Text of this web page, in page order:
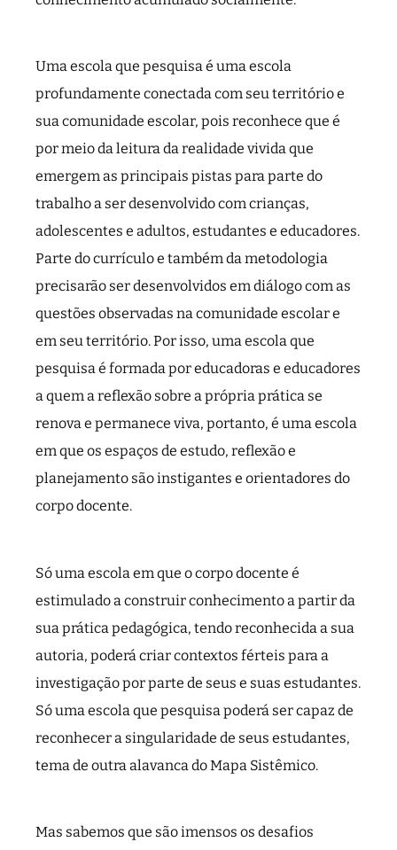
Uma escola que pesquisa é uma escola
profundamente conectada com seu território e
sua comunidade escolar, pois reconhece que é
por meio da leitura da realidade vivida que
emergem as principais pistas para parte do
trabalho a ser desenvolvido com crianças,
adolescentes e adultos, estudantes e educadores.
Parte do currículo e também da metodologia
precisarão ser desenvolvidos em diálogo com as
questões observadas na comunidade escolar e
em seu território. Por isso, uma escola que
pesquisa é formada por educadoras e educadores
a quem a reflexão sobre a própria prática se
renova e permanece viva, portanto, é uma escola
em que os espaços de estudo, reflexão e
planejamento são instigantes e orientadores do
corpo docente.
Só uma escola em que o corpo docente é
estimulado a construir conhecimento a partir da
sua prática pedagógica, tendo reconhecida a sua
autoria, poderá criar contextos férteis para a
investigação por parte de seus e suas estudantes.
Só uma escola que pesquisa poderá ser capaz de
reconhecer a singularidade de seus estudantes,
tema de outra alavanca do Mapa Sistêmico.
Mas sabemos que são imensos os desafios